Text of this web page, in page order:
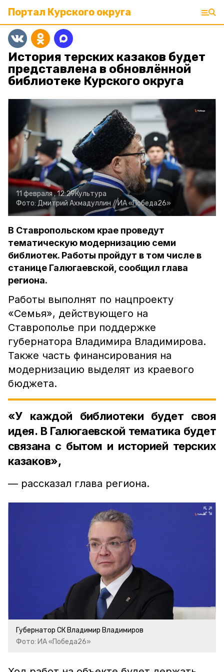
Портал Курского округа
История терских казаков будет
представлена в обновлённой
библиотеке Курского округа
11 февраля , 12:29Культура
Фото: Дмитрий Ахмадуллин / ИА «Победа26»
В Ставропольском крае проведут
тематическую модернизацию семи
библиотек. Работы пройдут в том числе в
станице Галюгаевской, сообщил глава
региона.
Работы выполнят по нацпроекту
«Семья», действующего на
Ставрополье при поддержке
губернатора Владимира Владимирова.
Также часть финансирования на
модернизацию выделят из краевого
бюджета.
«У каждой библиотеки будет своя
идея. В Галюгаевской тематика будет
связана с бытом и историей терских
казаков»,
— рассказал глава региона.
Губернатор СК Владимир Владимиров
Фото: ИА «Победа26»